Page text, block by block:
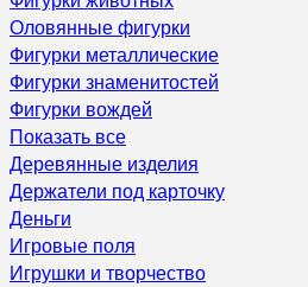
Оловянные фигурки
Фигурки металлические
Фигурки знаменитостей
Фигурки вождей
Показать все
Деревянные изделия
Держатели под карточку
Деньги
Игровые поля
Игрушки и творчество